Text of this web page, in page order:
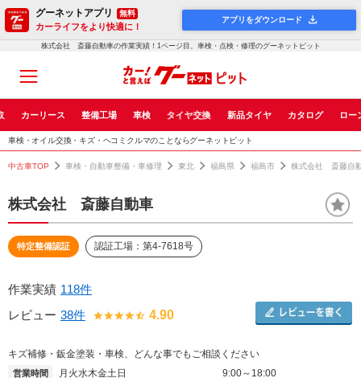
グーネットアプリ 無料
カーライフをより快適に！
アプリをダウンロード
株式会社 斎藤自動車の作業実績！1ページ目。車検・点検・修理のグーネットピット
カーリース 整備工場 車検 タイヤ交換 新品タイヤ カタログ ロー
車検・オイル交換・キズ・ヘコミクルマのことならグーネットピット
中古車TOP 車検・自動車整備・車修理 東北 福島県 福島市 株式会社 斎藤自
株式会社 斎藤自動車
特定整備認証 認証工場：第4-7618号
作業実績 118件
レビュー 38件 4.90
キズ補修・鈑金塗装・車検、どんな事でもご相談ください
営業時間 月火水木金土日 9:00～18:00